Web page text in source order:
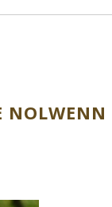
NOLWENN